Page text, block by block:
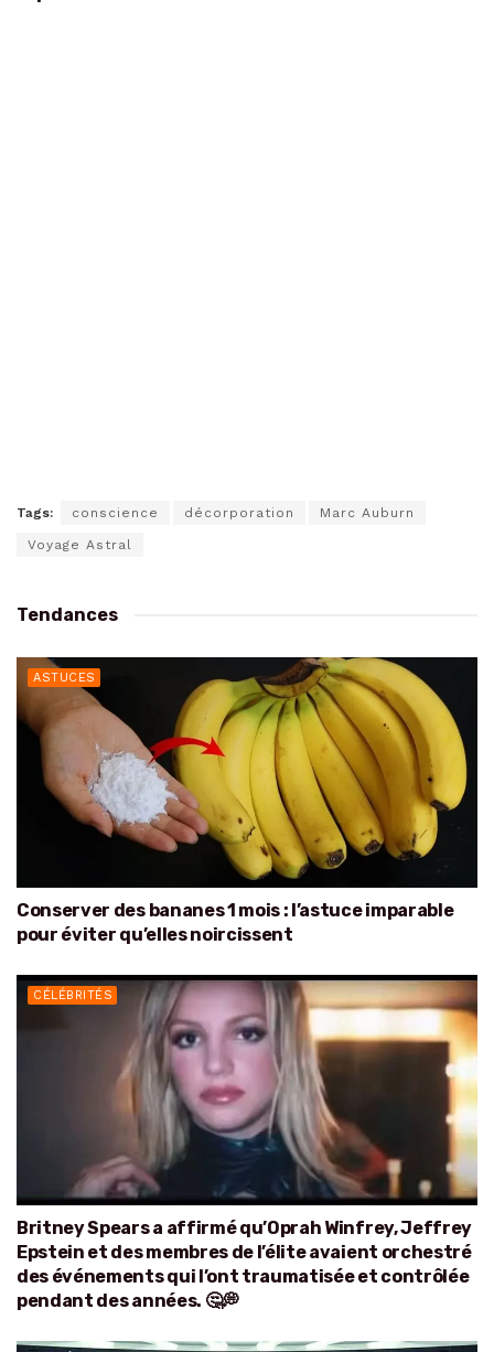
Tags: conscience décorporation Marc Auburn
Voyage Astral
Tendances
ASTUCES
Conserver des bananes 1 mois : l’astuce imparable
pour éviter qu’elles noircissent
CÉLÉBRITÉS
Britney Spears a affirmé qu’Oprah Winfrey, Jeffrey
Epstein et des membres de l’élite avaient orchestré
des événements qui l’ont traumatisée et contrôlée
pendant des années. 🤔💭